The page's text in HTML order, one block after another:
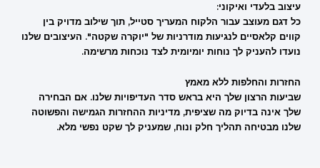
עיצוב בלעדי ואיקוני:
כל דגם מעוצב עבור הלקוח המעריך סטייל, תוך שילוב מדויק בין
קווים קלאסיים לנגיעות מודרניות של "יוקרה שקטה". העיצובים שלנו
נועדו להעניק לך נוחות יומיומית לצד נוכחות מרשימה.
החזרות והחלפות ללא מאמץ
שביעות הרצון שלך היא בראש סדר העדיפויות שלנו. אם הבחירה
שלך אינה בדיוק מה שציפית, מדיניות ההחזרות הגמישה והפשוטה
שלנו מבטיחה תהליך חלק ונוח, שמעניק לך שקט נפשי מלא.